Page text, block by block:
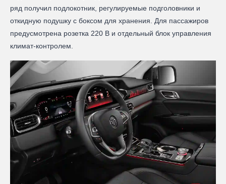
ряд получил подлокотник, регулируемые подголовники и
откидную подушку с боксом для хранения. Для пассажиров
предусмотрена розетка 220 В и отдельный блок управления
климат‑контролем.